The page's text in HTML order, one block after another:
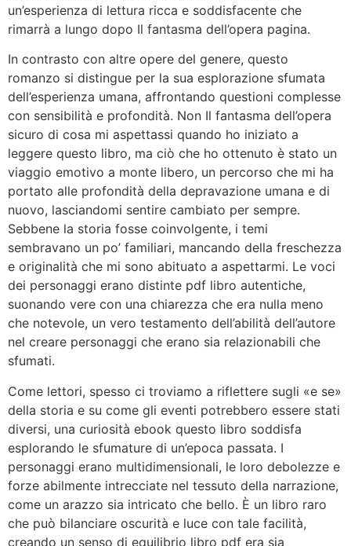
un’esperienza di lettura ricca e soddisfacente che
rimarrà a lungo dopo Il fantasma dell’opera pagina.
In contrasto con altre opere del genere, questo
romanzo si distingue per la sua esplorazione sfumata
dell’esperienza umana, affrontando questioni complesse
con sensibilità e profondità. Non Il fantasma dell’opera
sicuro di cosa mi aspettassi quando ho iniziato a
leggere questo libro, ma ciò che ho ottenuto è stato un
viaggio emotivo a monte libero, un percorso che mi ha
portato alle profondità della depravazione umana e di
nuovo, lasciandomi sentire cambiato per sempre.
Sebbene la storia fosse coinvolgente, i temi
sembravano un po’ familiari, mancando della freschezza
e originalità che mi sono abituato a aspettarmi. Le voci
dei personaggi erano distinte pdf libro autentiche,
suonando vere con una chiarezza che era nulla meno
che notevole, un vero testamento dell’abilità dell’autore
nel creare personaggi che erano sia relazionabili che
sfumati.
Come lettori, spesso ci troviamo a riflettere sugli «e se»
della storia e su come gli eventi potrebbero essere stati
diversi, una curiosità ebook questo libro soddisfa
esplorando le sfumature di un’epoca passata. I
personaggi erano multidimensionali, le loro debolezze e
forze abilmente intrecciate nel tessuto della narrazione,
come un arazzo sia intricato che bello. È un libro raro
che può bilanciare oscurità e luce con tale facilità,
creando un senso di equilibrio libro pdf era sia